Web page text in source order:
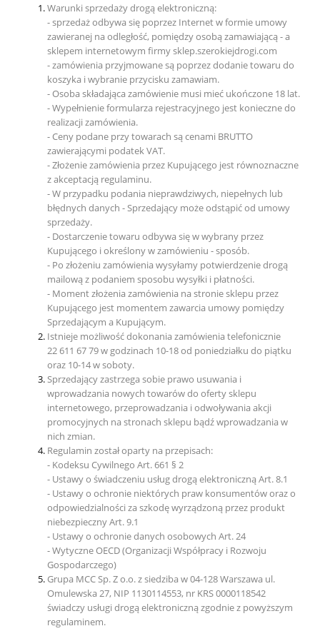
Warunki sprzedaży drogą elektroniczną:
- sprzedaż odbywa się poprzez Internet w formie umowy
zawieranej na odległość, pomiędzy osobą zamawiającą - a
sklepem internetowym firmy sklep.szerokiejdrogi.com
- zamówienia przyjmowane są poprzez dodanie towaru do
koszyka i wybranie przycisku zamawiam.
- Osoba składająca zamówienie musi mieć ukończone 18 lat.
- Wypełnienie formularza rejestracyjnego jest konieczne do
realizacji zamówienia.
- Ceny podane przy towarach są cenami BRUTTO
zawierającymi podatek VAT.
- Złożenie zamówienia przez Kupującego jest równoznaczne
z akceptacją regulaminu.
- W przypadku podania nieprawdziwych, niepełnych lub
błędnych danych - Sprzedający może odstąpić od umowy
sprzedaży.
- Dostarczenie towaru odbywa się w wybrany przez
Kupującego i określony w zamówieniu - sposób.
- Po złożeniu zamówienia wysyłamy potwierdzenie drogą
mailową z podaniem sposobu wysyłki i płatności.
- Moment złożenia zamówienia na stronie sklepu przez
Kupującego jest momentem zawarcia umowy pomiędzy
Sprzedającym a Kupującym.
Istnieje możliwość dokonania zamówienia telefonicznie
22 611 67 79 w godzinach 10-18 od poniedziałku do piątku
oraz 10-14 w soboty.
Sprzedający zastrzega sobie prawo usuwania i
wprowadzania nowych towarów do oferty sklepu
internetowego, przeprowadzania i odwoływania akcji
promocyjnych na stronach sklepu bądź wprowadzania w
nich zmian.
Regulamin został oparty na przepisach:
- Kodeksu Cywilnego Art. 661 § 2
- Ustawy o świadczeniu usług drogą elektroniczną Art. 8.1
- Ustawy o ochronie niektórych praw konsumentów oraz o
odpowiedzialności za szkodę wyrządzoną przez produkt
niebezpieczny Art. 9.1
- Ustawy o ochronie danych osobowych Art. 24
- Wytyczne OECD (Organizacji Współpracy i Rozwoju
Gospodarczego)
Grupa MCC Sp. Z o.o. z siedziba w 04-128 Warszawa ul.
Omulewska 27, NIP 1130114553, nr KRS 0000118542
świadczy usługi drogą elektroniczną zgodnie z powyższym
regulaminem.